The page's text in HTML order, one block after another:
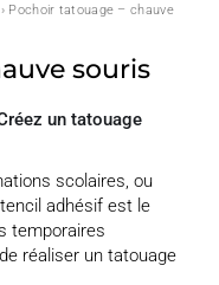
› Pochoir tatouage – chauve
souris
un tatouage
scolaires, ou
adhésif est le
temporaires
réaliser un tatouage